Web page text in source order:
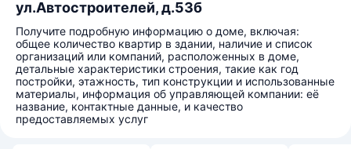
ул.Автостроителей, д.53б
Получите подробную информацию о доме, включая:
общее количество квартир в здании, наличие и список
организаций или компаний, расположенных в доме,
детальные характеристики строения, такие как год
постройки, этажность, тип конструкции и использованные
материалы, информация об управляющей компании: её
название, контактные данные, и качество
предоставляемых услуг